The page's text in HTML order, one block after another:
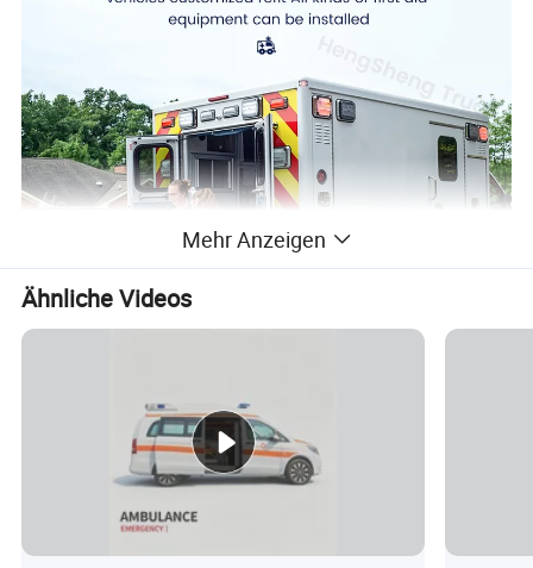
Produktparameter
Fahrzeugparameter
Fahrzeugmarke Ford
Mehr Anzeigen
Ähnliche Videos